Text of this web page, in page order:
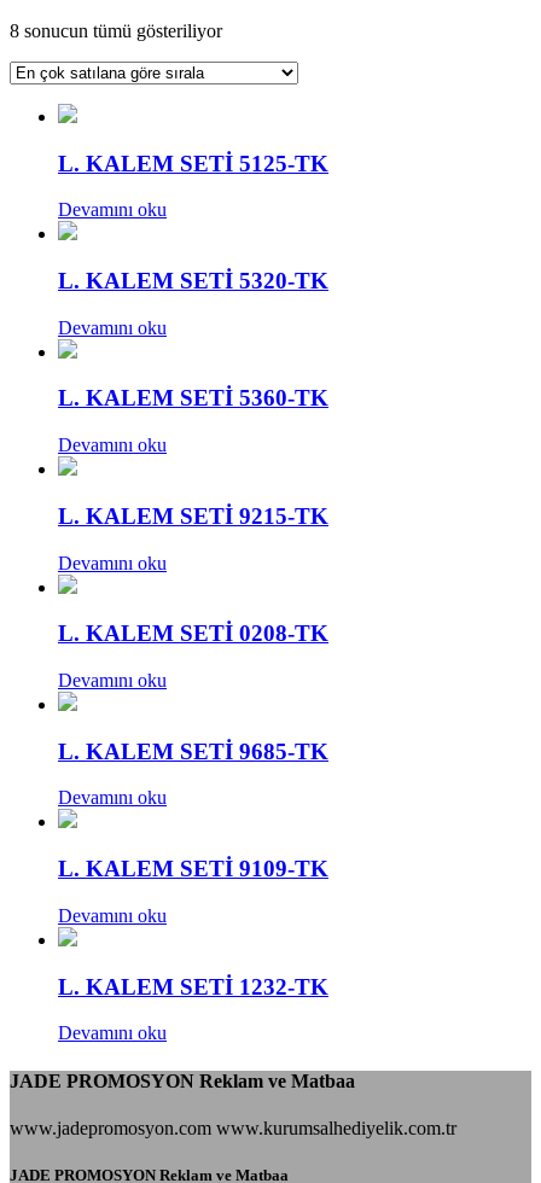
8 sonucun tümü gösteriliyorPopülerliğe
sıralandı
L. KALEM SETİ 5125-TK
Devamını oku
L. KALEM SETİ 5320-TK
Devamını oku
L. KALEM SETİ 5360-TK
Devamını oku
L. KALEM SETİ 9215-TK
Devamını oku
L. KALEM SETİ 0208-TK
Devamını oku
L. KALEM SETİ 9685-TK
Devamını oku
L. KALEM SETİ 9109-TK
Devamını oku
L. KALEM SETİ 1232-TK
Devamını oku
JADE PROMOSYON Reklam ve Matbaa
www.jadepromosyon.com www.kurumsalhediyelik.com.tr
JADE PROMOSYON Reklam ve Matbaa